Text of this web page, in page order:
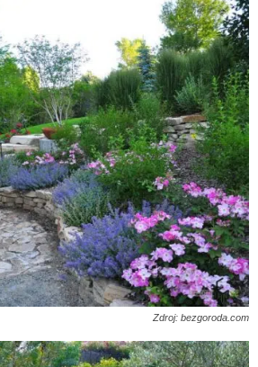
Zdroj: bezgoroda.com